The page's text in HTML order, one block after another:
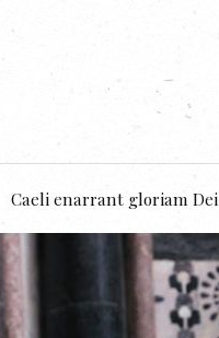
Caeli enarrant gloriam Dei